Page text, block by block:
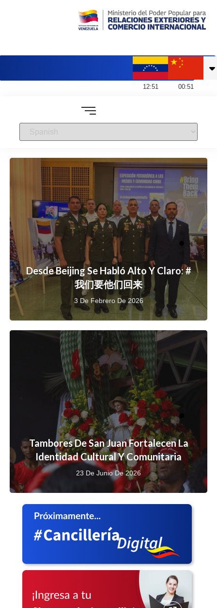
12:51 00:51
Desde Beijing Se Habló Alto Y Claro: #
我们要他们回来
3 De Febrero De 2026
Tambores De San Juan Fortalecen La
Identidad Cultural Y Comunitaria
23 De Junio De 2026